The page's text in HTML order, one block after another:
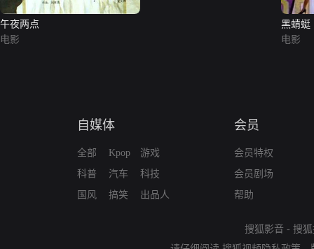
午夜两点
电影
黑蜻蜓
电影
自媒体
全部
科普
国风
Kpop
汽车
搞笑
游戏
科技
出品人
会员
会员特权
会员剧场
帮助
搜狐影音 - 搜